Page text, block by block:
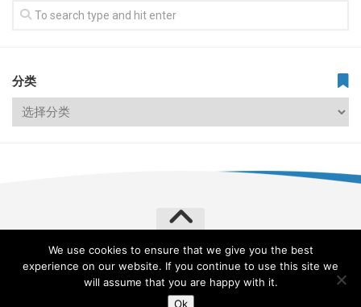
分类
飞常旅客 VERYLVKE © 2026. All Rights Reserved.
Powered byWordPress. Theme byAlx
We use cookies to ensure that we give you the best
experience on our website. If you continue to use this site we
will assume that you are happy with it.
Ok